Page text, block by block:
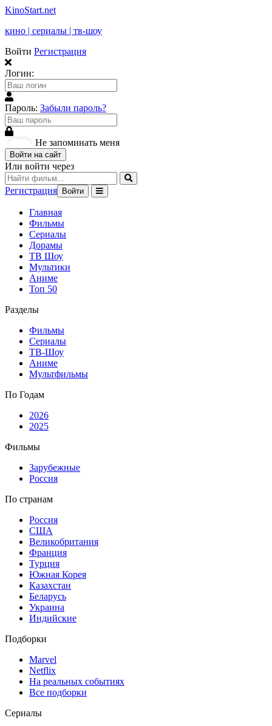
KinoStart.net
кино | сериалы | тв-шоу
Войти Регистрация
Логин:
Пароль: Забыли пароль?
Не запоминать меня
Войти на сайт
Или войти через
Регистрация Войти
Главная
Фильмы
Сериалы
Дорамы
ТВ Шоу
Мультики
Аниме
Топ 50
Разделы
Фильмы
Сериалы
ТВ-Шоу
Аниме
Мультфильмы
По Годам
2026
2025
Фильмы
Зарубежные
Россия
По странам
Россия
США
Великобритания
Франция
Турция
Южная Корея
Казахстан
Беларусь
Украина
Индийские
Подборки
Marvel
Netflix
На реальных событиях
Все подборки
Сериалы